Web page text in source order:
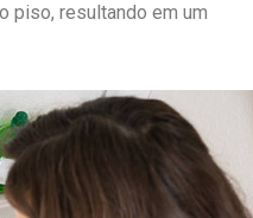
piso, resultando em um